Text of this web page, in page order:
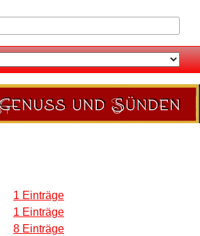
1 Einträge
1 Einträge
8 Einträge